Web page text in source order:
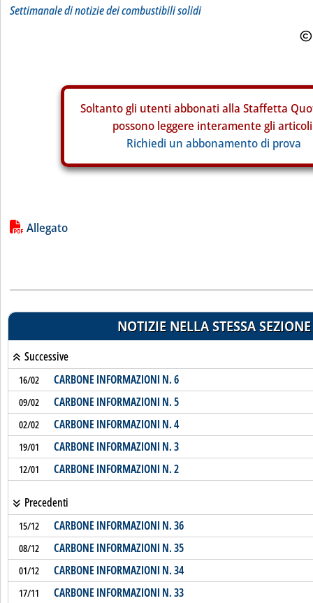
Settimanale di notizie dei combustibili solidi
Soltanto gli utenti abbonati alla Staffetta
possono leggere interamente gli
Richiedi un abbonamento di prova
Lista allegati PDF alla notizia
Allegato
NOTIZIE NELLA STESSA SEZIONE
Successive
16/02 CARBONE INFORMAZIONI N. 6
09/02 CARBONE INFORMAZIONI N. 5
02/02 CARBONE INFORMAZIONI N. 4
19/01 CARBONE INFORMAZIONI N. 3
12/01 CARBONE INFORMAZIONI N. 2
Precedenti
15/12 CARBONE INFORMAZIONI N. 36
08/12 CARBONE INFORMAZIONI N. 35
01/12 CARBONE INFORMAZIONI N. 34
17/11 CARBONE INFORMAZIONI N. 33